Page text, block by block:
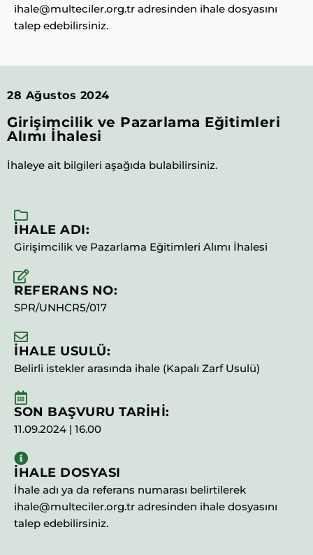
ihale@multeciler.org.tr adresinden ihale dosyasını
talep edebilirsiniz.
28 Ağustos 2024
Girişimcilik ve Pazarlama Eğitimleri
Alımı İhalesi
İhaleye ait bilgileri aşağıda bulabilirsiniz.
İHALE ADI:
Girişimcilik ve Pazarlama Eğitimleri Alımı İhalesi
REFERANS NO:
SPR/UNHCR5/017
İHALE USULÜ:
Belirli istekler arasında ihale (Kapalı Zarf Usulü)
SON BAŞVURU TARİHİ:
11.09.2024 | 16.00
İHALE DOSYASI
İhale adı ya da referans numarası belirtilerek
ihale@multeciler.org.tr adresinden ihale dosyasını
talep edebilirsiniz.